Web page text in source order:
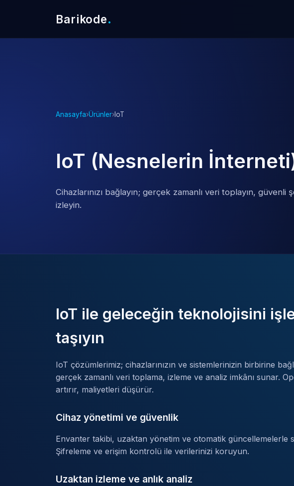
Barikode.
Anasayfa›Ürünler›IoT
IoT (Nesnelerin
Cihazlarınızı bağlayın; gerçek zamanlı veri toplayın,
izleyin.
IoT ile geleceğin teknolojisini
taşıyın
IoT çözümlerimiz; cihazlarınızın ve sistemlerinizin birbirine
gerçek zamanlı veri toplama, izleme ve analiz imkânı sunar.
artırır, maliyetleri düşürür.
Cihaz yönetimi ve güvenlik
Envanter takibi, uzaktan yönetim ve otomatik güncellemelerle
Şifreleme ve erişim kontrolü ile verilerinizi koruyun.
Uzaktan izleme ve anlık analiz